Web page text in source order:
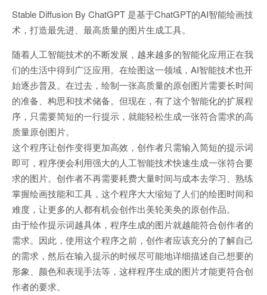
Stable Diffusion By ChatGPT 是基于ChatGPT的AI智能绘画技
术，打造最先进、最高质量的图片生成工具。
随着人工智能技术的不断发展，越来越多的智能化应用正在我
们的生活中得到广泛应用。在绘图这一领域，AI智能技术也开
始逐步普及。在过去，绘制一张高质量的原创图片需要长时间
的准备、构思和技术储备。但现在，有了这个智能化的扩展程
序，只需要简短的一行提示，就能轻松生成一张符合需求的高
质量原创图片。
这个程序让创作变得更加高效，创作者只需输入简短的提示词
即可，程序便会利用强大的人工智能技术快速生成一张符合要
求的图片。创作者不再需要耗费大量时间与成本去学习、熟练
掌握绘画技能和工具，这个程序大大缩短了人们的绘图时间和
难度，让更多的人都有机会创作出美轮美奂的原创作品。
由于绘作提示词越具体，程序生成的图片就越能符合创作者的
需求。因此，使用这个程序之前，创作者应该充分的了解自己
的需求，然后在输入提示的时候尽可能地详细描述自己想要的
形象、颜色和表现手法等，这样程序生成的图片才能更符合创
作者的要求。